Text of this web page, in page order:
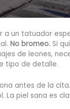
a un tatuador
No bromeo. Si
de leones,
tipo de detalle.
antes de la
La piel sana es